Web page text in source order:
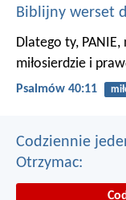
Biblijny werset
Dlatego ty,
miłosierdzie i
Psalmów 40:11
Codziennie
Otrzymac: